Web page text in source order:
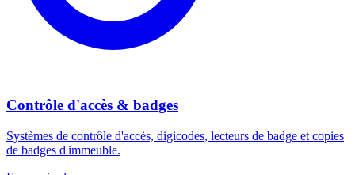
Contrôle d'accès & badges
Systèmes de contrôle d'accès, digicodes, lecteurs de badge et copies
de badges d'immeuble.